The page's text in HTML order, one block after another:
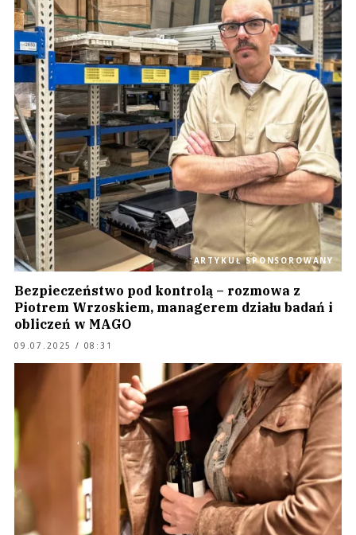
ARTYKUŁ SPONSOROWANY
Bezpieczeństwo pod kontrolą – rozmowa z
Piotrem Wrzoskiem, managerem działu badań i
obliczeń w MAGO
09.07.2025 / 08:31